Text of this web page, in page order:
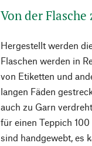
Von der Flasche
Hergestellt werden
Flaschen werden in
von Etiketten und
langen Fäden
auch zu Garn
für einen Teppich
sind handgewebt, es